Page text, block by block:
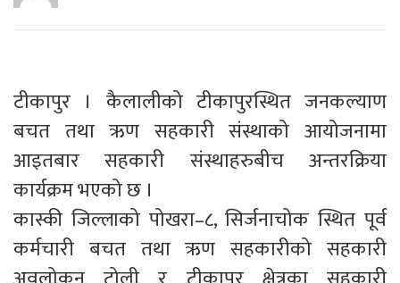
टीकापुर । कैलालीको टीकापुरस्थित जनकल्याण
बचत तथा ऋण सहकारी संस्थाको आयोजनामा
आइतबार सहकारी संस्थाहरुबीच अन्तरक्रिया
कार्यक्रम भएको छ ।
कास्की जिल्लाको पोखरा–८, सिर्जनाचोक स्थित पूर्व
कर्मचारी बचत तथा ऋण सहकारीको सहकारी